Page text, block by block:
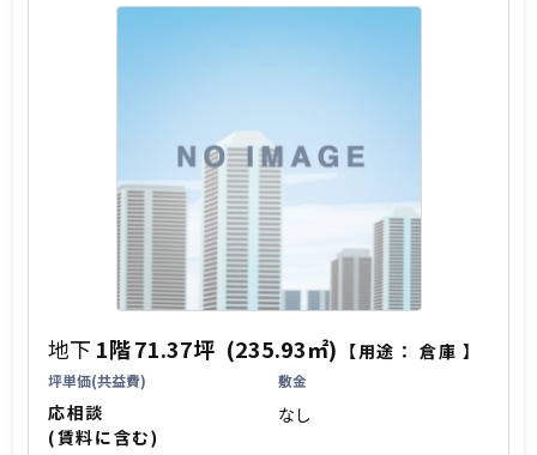
地下 1階71.37坪 (235.93㎡) 【用途：倉庫 】
坪単価(共益費)
応相談
(賃料に含む)
敷金
なし